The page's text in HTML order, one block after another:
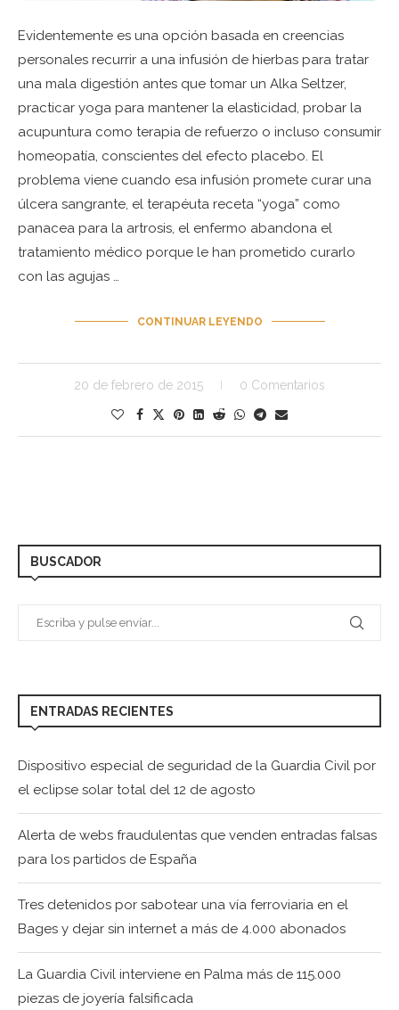
Evidentemente es una opción basada en creencias
personales recurrir a una infusión de hierbas para tratar
una mala digestión antes que tomar un Alka Seltzer,
practicar yoga para mantener la elasticidad, probar la
acupuntura como terapia de refuerzo o incluso consumir
homeopatía, conscientes del efecto placebo. El
problema viene cuando esa infusión promete curar una
úlcera sangrante, el terapéuta receta “yoga” como
panacea para la artrosis, el enfermo abandona el
tratamiento médico porque le han prometido curarlo
con las agujas …
CONTINUAR LEYENDO
20 de febrero de 2015 0 Comentarios
BUSCADOR
ENTRADAS RECIENTES
Dispositivo especial de seguridad de la Guardia Civil por
el eclipse solar total del 12 de agosto
Alerta de webs fraudulentas que venden entradas falsas
para los partidos de España
Tres detenidos por sabotear una vía ferroviaria en el
Bages y dejar sin internet a más de 4.000 abonados
La Guardia Civil interviene en Palma más de 115.000
piezas de joyería falsificada